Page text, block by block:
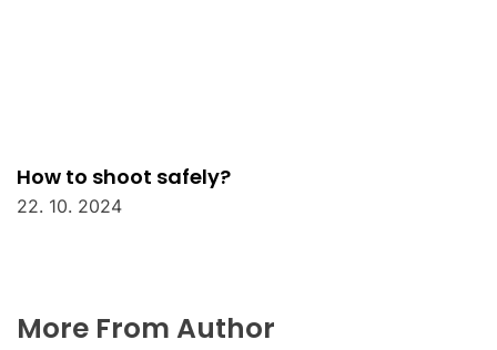
How to shoot safely?
22. 10. 2024
More From Author